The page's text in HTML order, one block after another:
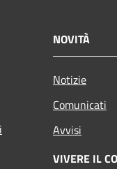
NOVITÀ
Notizie
Comunicati
Avvisi
VIVERE IL